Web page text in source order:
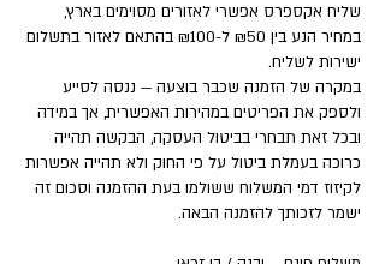
שליח אקספרס אפשרי לאזורים מסוימים בארץ,
במחיר הנע בין ₪50 ל-₪100 בהתאם לאזור בתשלום
ישירות לשליח.
במקרה של הזמנה שכבר בוצעה — ננסה לסייע
ולספק את הפריטים במהירות האפשרית, אך במידה
ובכל זאת תבחרי בביטול העסקה, הבקשה תהייה
כרוכה בעמלת ביטול על פי החוק ולא תהייה אפשרות
לקיזוז דמי המשלוח ששולמו בעת ההזמנה וסכום זה
ישמר לזכותך להזמנה הבאה.